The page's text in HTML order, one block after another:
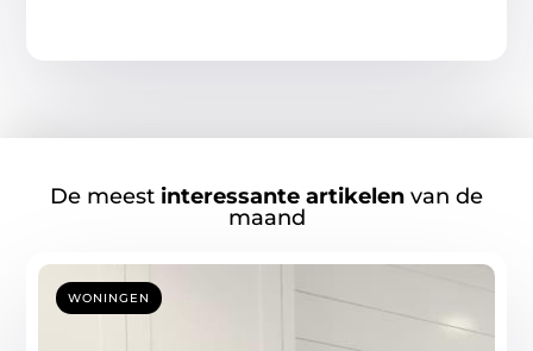
De meest interessante artikelen
van de
maand
WONINGEN